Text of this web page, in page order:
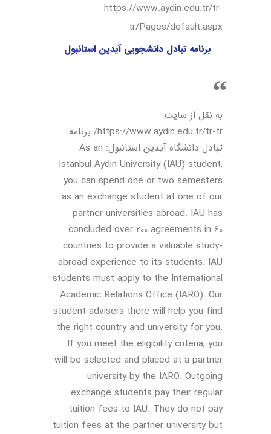
https://www.aydin.edu.tr/tr-
tr/Pages/default.aspx
برنامه تبادل دانشجویی آیدین استانبول
به نقل از سایت
https://www.aydin.edu.tr/tr-tr/ برنامه
تبادل دانشگاه آیدین استانبول: As an
Istanbul Aydin University (IAU) student,
you can spend one or two semesters
as an exchange student at one of our
partner universities abroad. IAU has
concluded over 200 agreements in 60
countries to provide a valuable study-
abroad experience to its students. IAU
students must apply to the International
Academic Relations Office (IARO). Our
student advisers there will help you find
the right country and university for you.
If you meet the eligibility criteria, you
will be selected and placed at a partner
university by the IARO. Outgoing
exchange students pay their regular
tuition fees to IAU. They do not pay
tuition fees at the partner university but